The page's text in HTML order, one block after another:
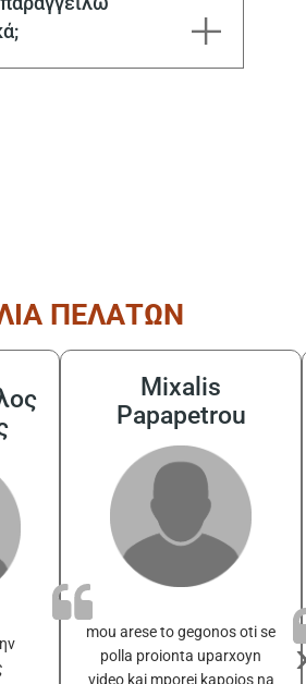
ΠΕΛΑΤΩΝ
Mixalis
Papapetrou
mou arese to gegonos oti se
polla proionta uparxoyn
video kai mporei kapoios na